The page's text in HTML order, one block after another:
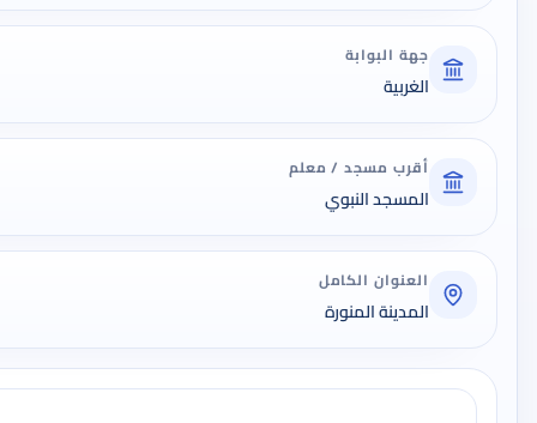
جهة البوابة
الغربية
أقرب مسجد / معلم
المسجد النبوي
العنوان الكامل
المدينة المنورة